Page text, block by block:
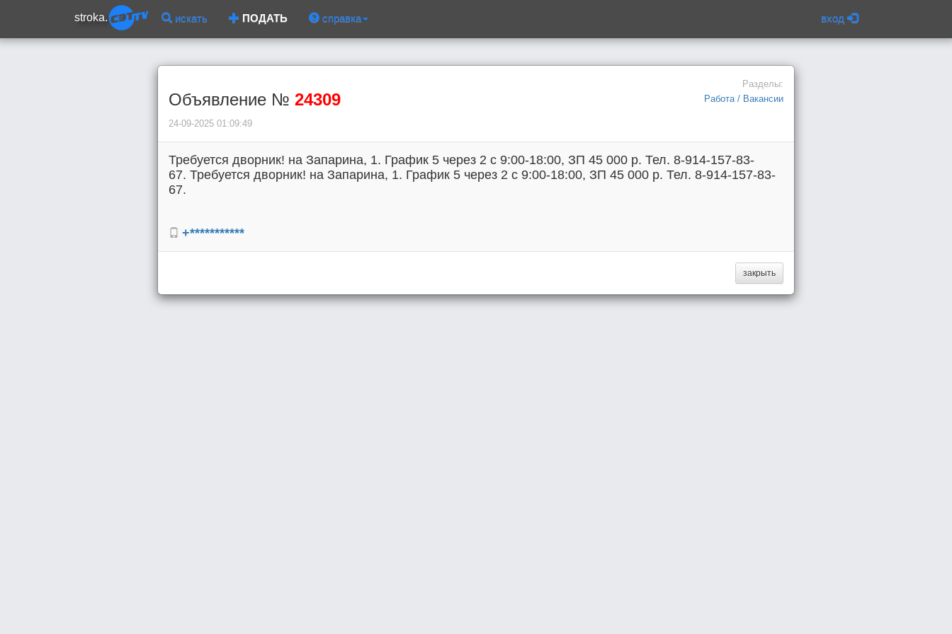
stroka. искать ПОДАТЬ справка вход
Объявление № 24309
24-09-2025 01:09:49
Разделы:
Работа / Вакансии
Требуется дворник! на Запарина, 1. График 5 через 2 с 9:00-18:00, ЗП 45 000 р. Тел. 8-914-157-83-
67. Требуется дворник! на Запарина, 1. График 5 через 2 с 9:00-18:00, ЗП 45 000 р. Тел. 8-914-157-83-
67.
+***********
закрыть